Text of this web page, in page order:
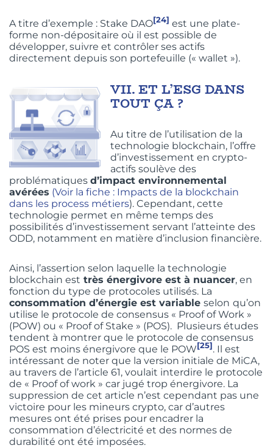
A titre d’exemple : Stake DAO[24] est une plate-
forme non-dépositaire où il est possible de
développer, suivre et contrôler ses actifs
directement depuis son portefeuille (« wallet »).
VII.ET L’ESG DANS
TOUT ÇA ?
Au titre de l’utilisation de la
technologie blockchain, l’offre
d’investissement en crypto-
actifs soulève des
problématiques d’impact environnemental
avérées (Voir la fiche : Impacts de la blockchain
dans les process métiers). Cependant, cette
technologie permet en même temps des
possibilités d’investissement servant l’atteinte des
ODD, notamment en matière d’inclusion financière.
Ainsi, l’assertion selon laquelle la technologie
blockchain est très énergivore est à nuancer, en
fonction du type de protocoles utilisés. La
consommation d’énergie est variable selon qu’on
utilise le protocole de consensus « Proof of Work »
(POW) ou « Proof of Stake » (POS). Plusieurs études
tendent à montrer que le protocole de consensus
POS est moins énergivore que le POW[25]. Il est
intéressant de noter que la version initiale de MiCA,
au travers de l’article 61, voulait interdire le protocole
de « Proof of work » car jugé trop énergivore. La
suppression de cet article n’est cependant pas une
victoire pour les mineurs crypto, car d’autres
mesures ont été prises pour encadrer la
consommation d’électricité et des normes de
durabilité ont été imposées.